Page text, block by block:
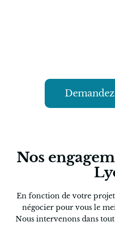
Nos
En fonction de votre
négocier pour vous le
Nous intervenons dans